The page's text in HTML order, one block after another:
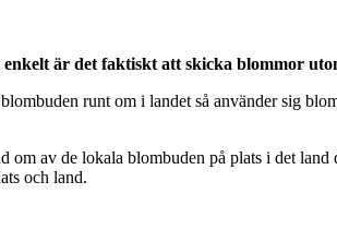
är det faktiskt att skicka blommor
runt om i landet så använder sig
om av de lokala blombuden på plats i det
och land.